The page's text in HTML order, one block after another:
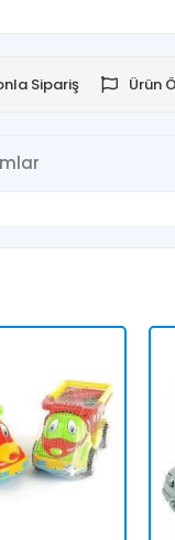
Sipariş Ürün